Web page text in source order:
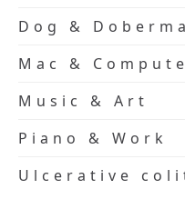
Dog &
Mac &
Music & Art
Piano & Work
Ulcerative